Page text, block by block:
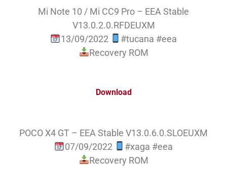
Mi Note 10 / Mi CC9 Pro – EEA Stable
V13.0.2.0.RFDEUXM
13/09/2022
#tucana #eea
Recovery ROM
Download
POCO X4 GT – EEA Stable V13.0.6.0.SLOEUXM
07/09/2022
#xaga #eea
Recovery ROM